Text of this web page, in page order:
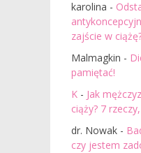
karolina -
zajście w
Malmagkin -
pamiętać!
K - Jak
ciąży? 7
dr. Nowak -
czy jestem